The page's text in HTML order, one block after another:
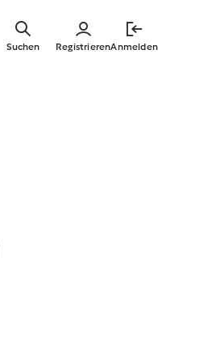
springen
RegistrierenAnmelden
Suchen